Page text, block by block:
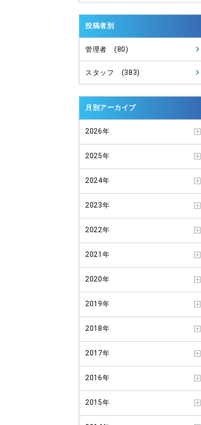
投稿者別
管理者 (80)
スタッフ (383)
月別アーカイブ
2026年
2025年
2024年
2023年
2022年
2021年
2020年
2019年
2018年
2017年
2016年
2015年